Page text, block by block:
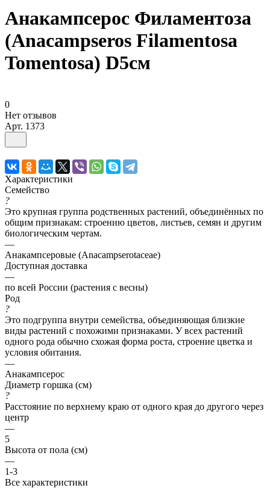
Анакампсерос Филаментоза
(Anacampseros Filamentosa
Tomentosa) D5см
0
Нет отзывов
Арт. 1373
Характеристики
Семейство
?
Это крупная группа родственных растений, объединённых по
общим признакам: строению цветов, листьев, семян и другим
биологическим чертам.
—
Анакампсеровые (Anacampserotaceae)
Доступная доставка
—
по всей России (растения с весны)
Род
?
Это подгруппа внутри семейства, объединяющая близкие
виды растений с похожими признаками. У всех растений
одного рода обычно схожая форма роста, строение цветка и
условия обитания.
—
Анакампсерос
Диаметр горшка (см)
?
Расстояние по верхнему краю от одного края до другого через
центр
—
5
Высота от пола (см)
—
1-3
Все характеристики